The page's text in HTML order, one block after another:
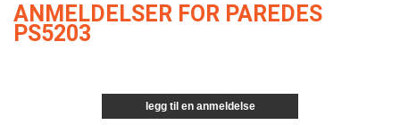
ANMELDELSER FOR PAREDES
PS5203
legg til en anmeldelse